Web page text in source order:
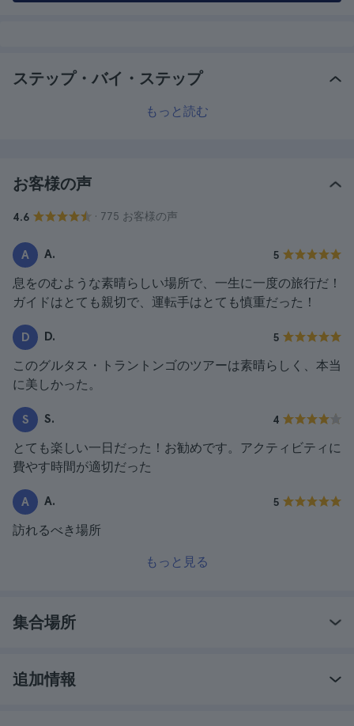
ステップ・バイ・ステップ
もっと読む
お客様の声
4.6 · 775 お客様の声
A A. 5
息をのむような素晴らしい場所で、一生に一度の旅行だ！
ガイドはとても親切で、運転手はとても慎重だった！
D D. 5
このグルタス・トラントンゴのツアーは素晴らしく、本当
に美しかった。
S S. 4
とても楽しい一日だった！お勧めです。アクティビティに
費やす時間が適切だった
A A. 5
訪れるべき場所
もっと見る
集合場所
追加情報